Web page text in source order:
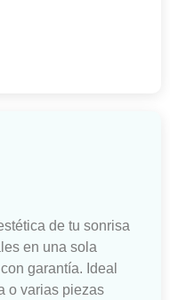
de tu sonrisa
en una sola
garantía. Ideal
o varias piezas